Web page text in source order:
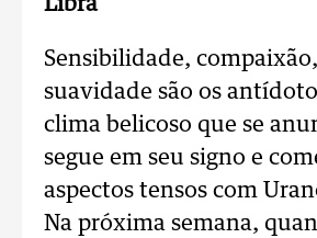
Libra
Sensibilidade,
suavidade são os
clima belicoso que se
segue em seu signo e
aspectos tensos com
Na próxima semana,